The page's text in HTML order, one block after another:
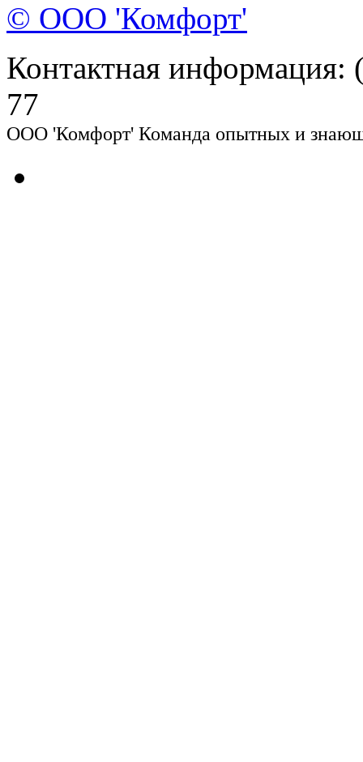
© ООО 'Комфорт'
Контактная
77
ООО 'Комфорт' Команда опытных и